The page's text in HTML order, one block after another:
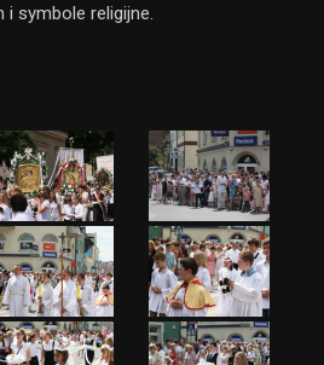
symbole religijne.